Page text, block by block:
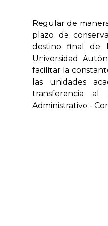
Regular de
plazo de
destino final de
Universidad
facilitar la
las unidades
transferencia
Administrativo -